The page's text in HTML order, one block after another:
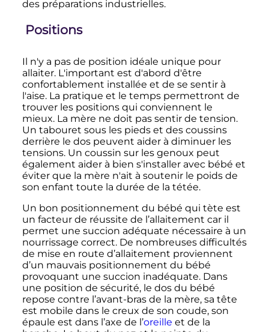
des préparations industrielles.
Positions
Il n'y a pas de position idéale unique pour
allaiter. L'important est d'abord d'être
confortablement installée et de se sentir à
l'aise. La pratique et le temps permettront de
trouver les positions qui conviennent le
mieux. La mère ne doit pas sentir de tension.
Un tabouret sous les pieds et des coussins
derrière le dos peuvent aider à diminuer les
tensions. Un coussin sur les genoux peut
également aider à bien s'installer avec bébé et
éviter que la mère n'ait à soutenir le poids de
son enfant toute la durée de la tétée.
Un bon positionnement du bébé qui tète est
un facteur de réussite de l’allaitement car il
permet une succion adéquate nécessaire à un
nourrissage correct. De nombreuses difficultés
de mise en route d’allaitement proviennent
d’un mauvais positionnement du bébé
provoquant une succion inadéquate. Dans
une position de sécurité, le dos du bébé
repose contre l’avant-bras de la mère, sa tête
est mobile dans le creux de son coude, son
épaule est dans l’axe de l’oreille et de la